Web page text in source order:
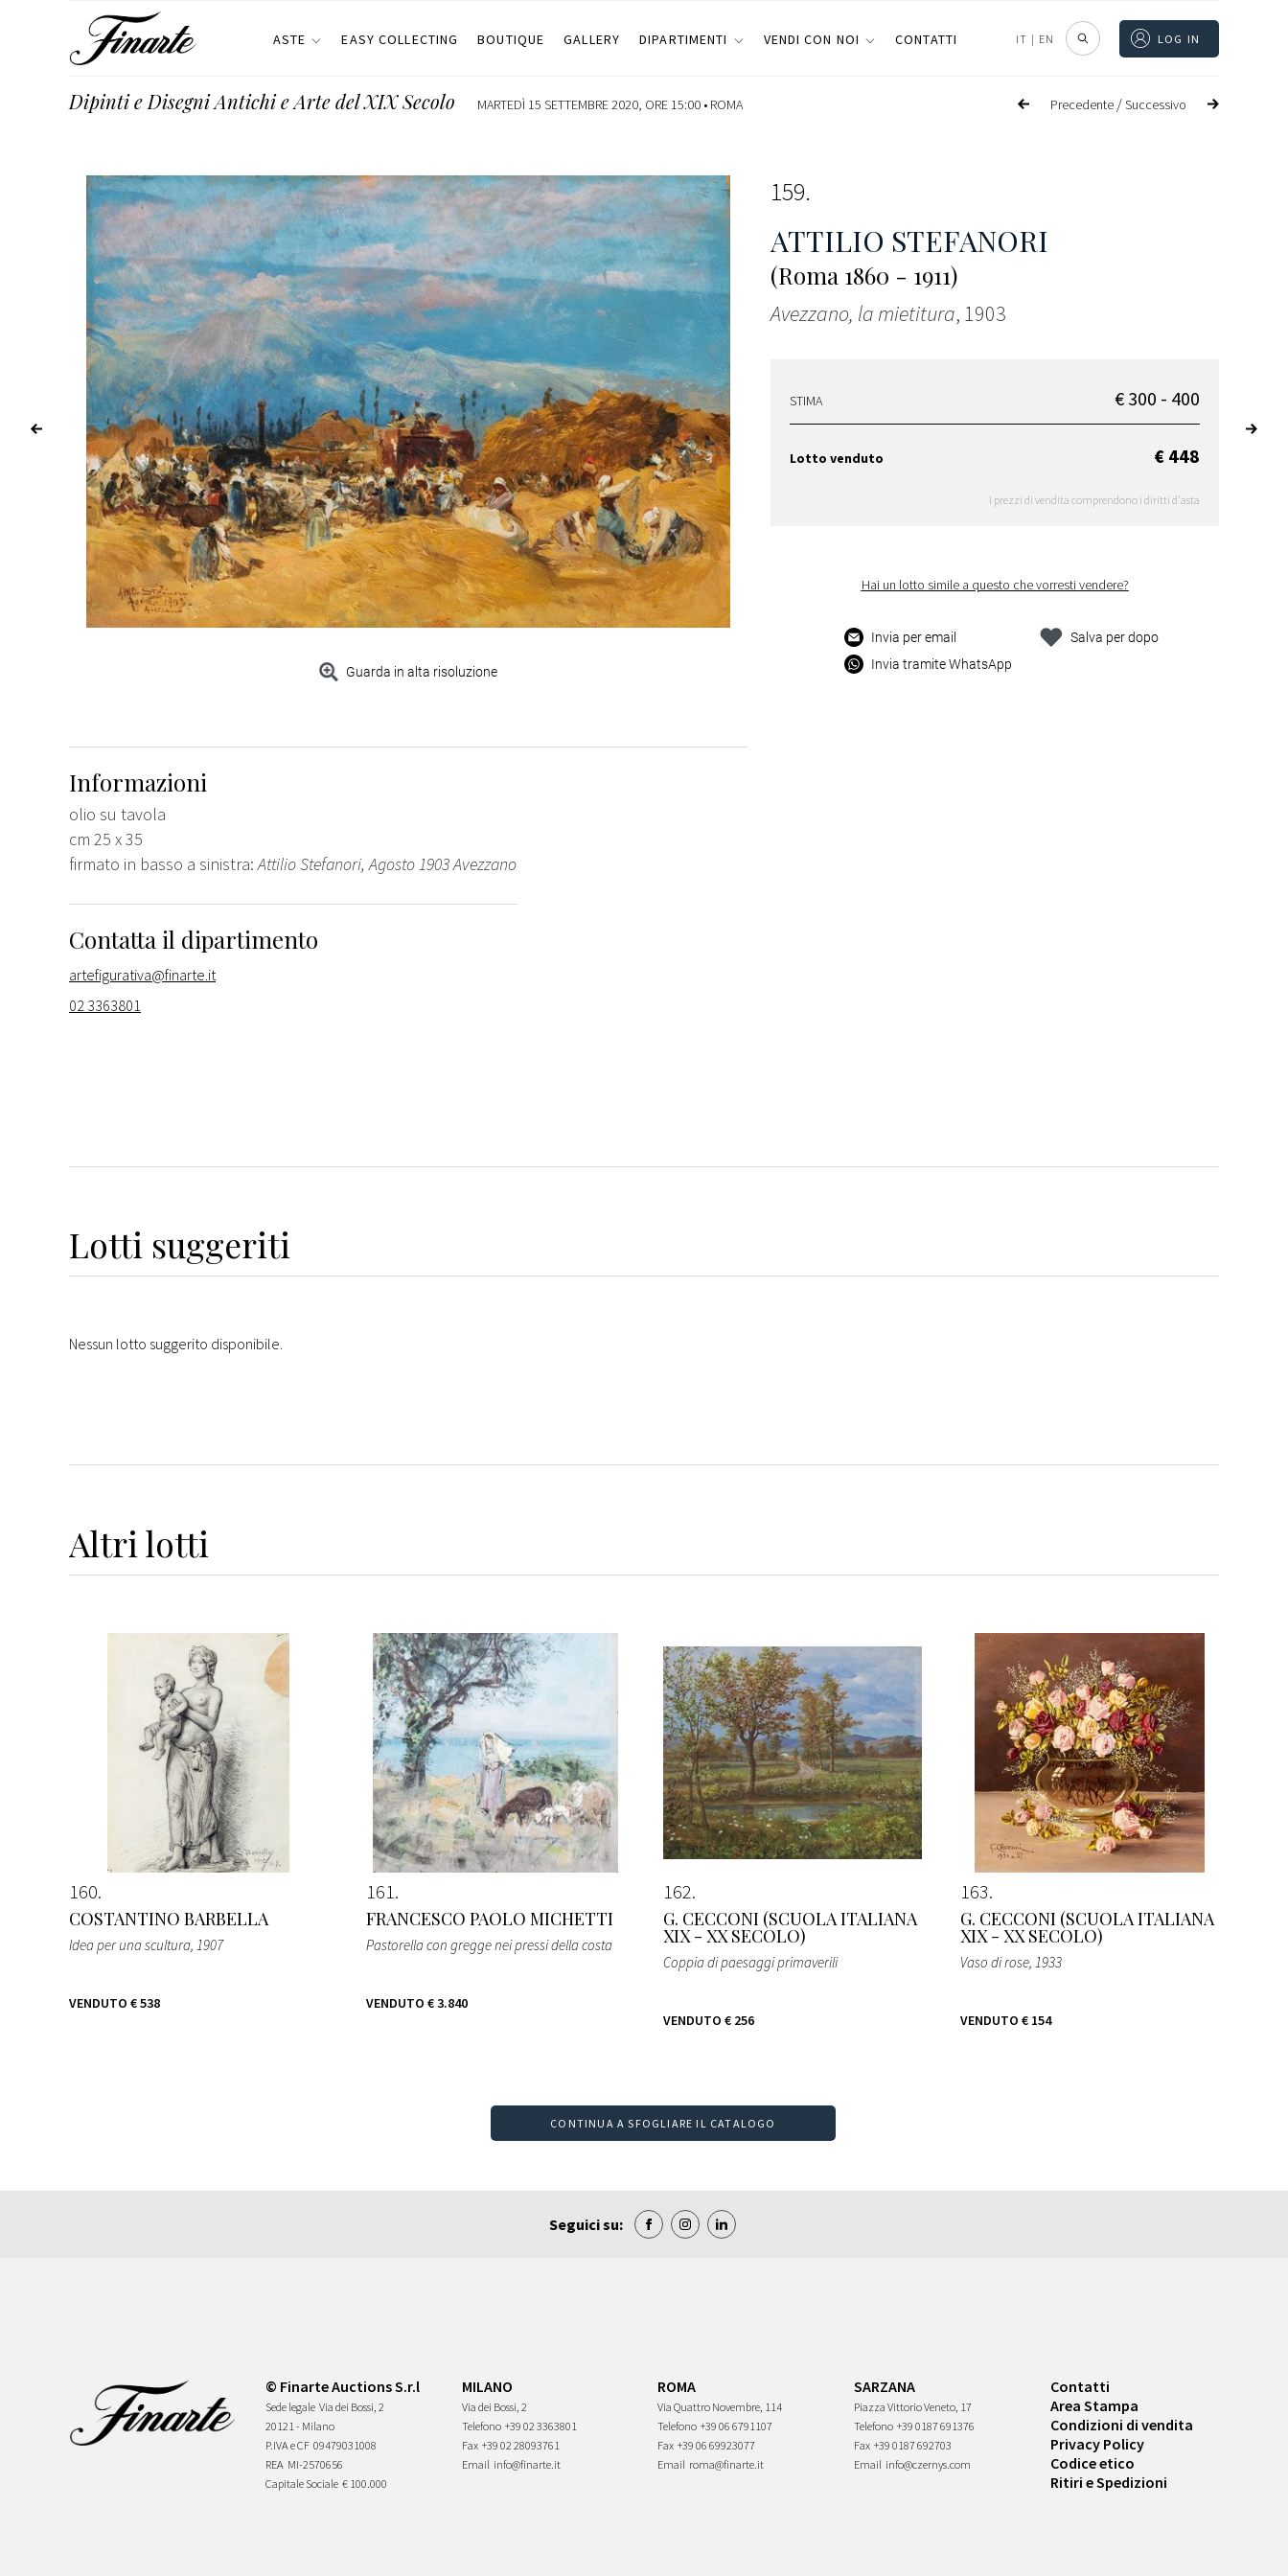
ASTE EASY COLLECTING BOUTIQUE GALLERY DIPARTIMENTI VENDI CON NOI CONTATTI IT | EN LOG IN
Precedente /Successivo
Dipinti e Disegni Antichi e Arte del XIX Secolo MARTEDÌ 15 SETTEMBRE 2020, ORE 15:00 • ROMA
Guarda in alta risoluzione
159
ATTILIO STEFANORI
(Roma 1860 - 1911)
Avezzano, la mietitura, 1903
STIMA € 300 - 400
Lotto venduto € 448
I prezzi di vendita comprendono i diritti d'asta
Hai un lotto simile a questo che vorresti vendere?
Invia per email
Invia tramite WhatsApp
Salva per dopo
Informazioni
olio su tavola
cm 25 x 35
firmato in basso a sinistra:Attilio Stefanori, Agosto 1903 Avezzano
Contatta il dipartimento
artefigurativa@finarte.it
02 3363801
Lotti suggeriti
Nessun lotto suggerito disponibile.
Altri lotti
160
COSTANTINO BARBELLA
Idea per una scultura, 1907
VENDUTO € 538
161
FRANCESCO PAOLO MICHETTI
Pastorella con gregge nei pressi della costa
VENDUTO € 3.840
162
G. CECCONI (SCUOLA ITALIANA
XIX - XX SECOLO)
Coppia di paesaggi primaverili
VENDUTO € 256
163
G. CECCONI (SCUOLA ITALIANA
XIX - XX SECOLO)
Vaso di rose, 1933
VENDUTO € 154
CONTINUA A SFOGLIARE IL CATALOGO
Seguici su:
© Finarte Auctions S.r.l
Sede legale Via dei Bossi, 2
20121 - Milano
P.IVA e CF 09479031008
REA MI-2570656
Capitale Sociale € 100.000
MILANO
Via dei Bossi, 2
Telefono +39 02 3363801
Fax +39 02 28093761
Email info@finarte.it
ROMA
Via Quattro Novembre, 114
Telefono +39 06 6791107
Fax +39 06 69923077
Email roma@finarte.it
SARZANA
Piazza Vittorio Veneto, 17
Telefono +39 0187 691376
Fax +39 0187 692703
Email info@czernys.com
Contatti
Area Stampa
Condizioni di vendita
Privacy Policy
Codice etico
Ritiri e Spedizioni